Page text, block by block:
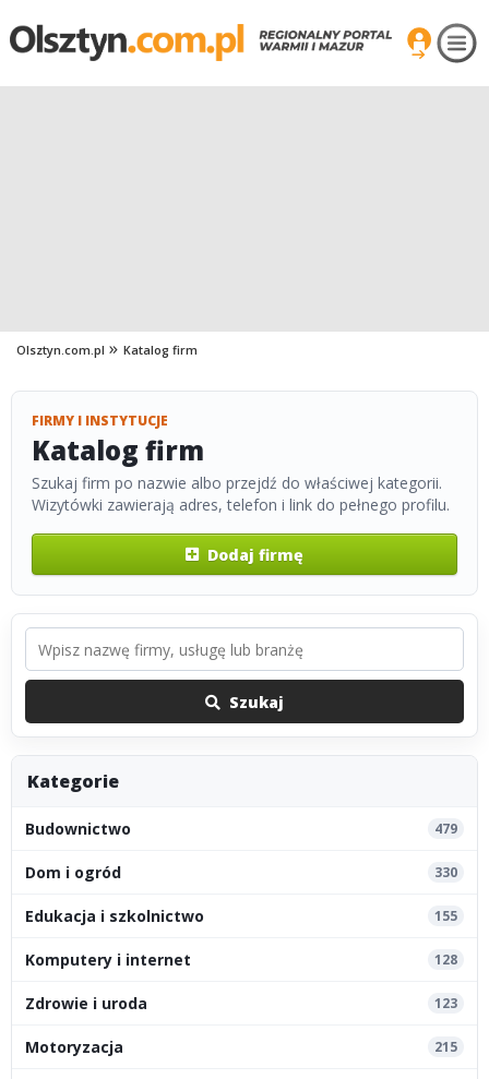
Olsztyn.com.pl Katalog firm
FIRMY I INSTYTUCJE
Katalog firm
Szukaj firm po nazwie albo przejdź do właściwej kategorii.
Wizytówki zawierają adres, telefon i link do pełnego profilu.
Dodaj firmę
Szukaj
Kategorie
Budownictwo 479
Dom i ogród 330
Edukacja i szkolnictwo 155
Komputery i internet 128
Zdrowie i uroda 123
Motoryzacja 215